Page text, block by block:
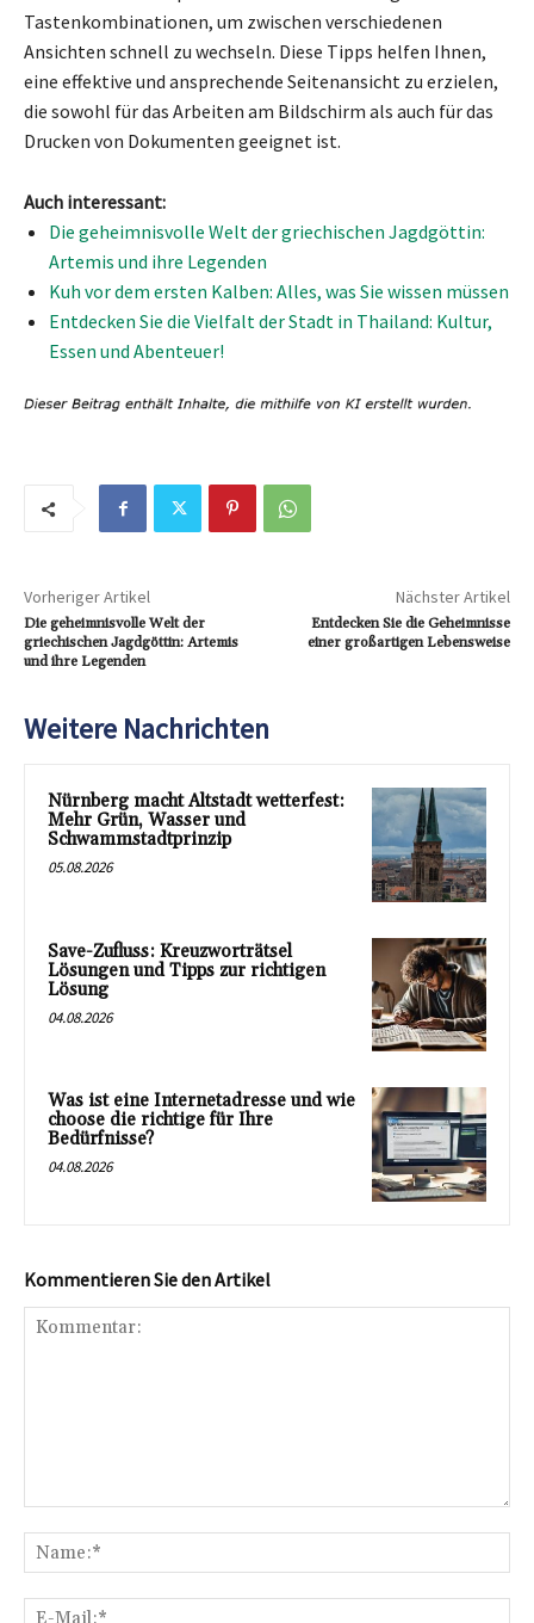
Tastenkombinationen, um zwischen verschiedenen
Ansichten schnell zu wechseln. Diese Tipps helfen Ihnen,
eine effektive und ansprechende Seitenansicht zu erzielen,
die sowohl für das Arbeiten am Bildschirm als auch für das
Drucken von Dokumenten geeignet ist.
Auch interessant:
Die geheimnisvolle Welt der griechischen Jagdgöttin:
Artemis und ihre Legenden
Kuh vor dem ersten Kalben: Alles, was Sie wissen müssen
Entdecken Sie die Vielfalt der Stadt in Thailand: Kultur,
Essen und Abenteuer!
Vorheriger Artikel
Die geheimnisvolle Welt der
griechischen Jagdgöttin: Artemis
und ihre Legenden
Nächster Artikel
Entdecken Sie die Geheimnisse
einer großartigen Lebensweise
Weitere Nachrichten
Nürnberg macht Altstadt wetterfest:
Mehr Grün, Wasser und
Schwammstadtprinzip
05.08.2026
Save-Zufluss: Kreuzworträtsel
Lösungen und Tipps zur richtigen
Lösung
04.08.2026
Was ist eine Internetadresse und wie
choose die richtige für Ihre
Bedürfnisse?
04.08.2026
Kommentieren Sie den Artikel